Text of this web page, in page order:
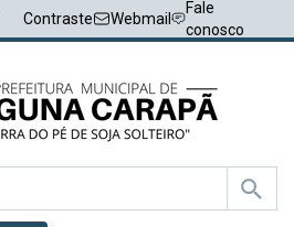
Contraste Webmail
Fale
conosco